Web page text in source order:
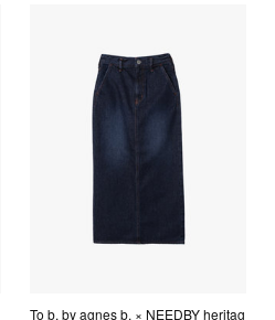
To b. by agnes b. × NEEDBY heritag